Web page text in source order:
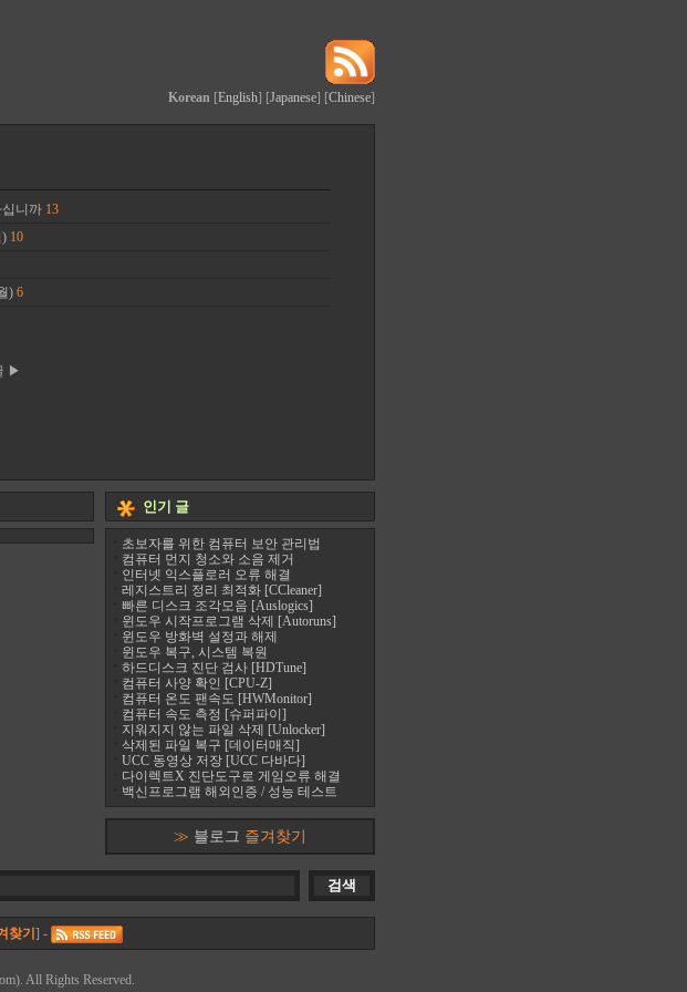
Korean [English] [Japanese] [Chinese]
십니까 13
) 10
) 6
▶
인기 글
초보자를 위한 컴퓨터 보안 관리법
컴퓨터 먼지 청소와 소음 제거
인터넷 익스플로러 오류 해결
레지스트리 정리 최적화 [CCleaner]
빠른 디스크 조각모음 [Auslogics]
윈도우 시작프로그램 삭제 [Autoruns]
윈도우 방화벽 설정과 해제
윈도우 복구, 시스템 복원
하드디스크 진단 검사 [HDTune]
컴퓨터 사양 확인 [CPU-Z]
컴퓨터 온도 팬속도 [HWMonitor]
컴퓨터 속도 측정 [슈퍼파이]
지워지지 않는 파일 삭제 [Unlocker]
삭제된 파일 복구 [데이터매직]
UCC 동영상 저장 [UCC 다바다]
다이렉트X 진단도구로 게임오류 해결
백신프로그램 해외인증 / 성능 테스트
≫ 블로그 즐겨찾기
찾기 ] -
All Rights Reserved.